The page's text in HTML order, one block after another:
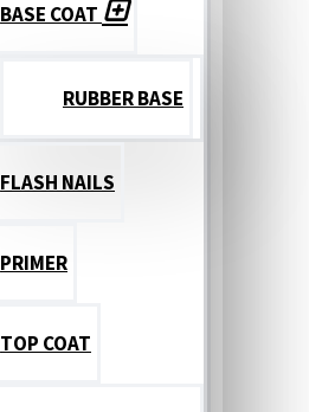
BASE COAT
RUBBER BASE
FLASH NAILS
PRIMER
TOP COAT